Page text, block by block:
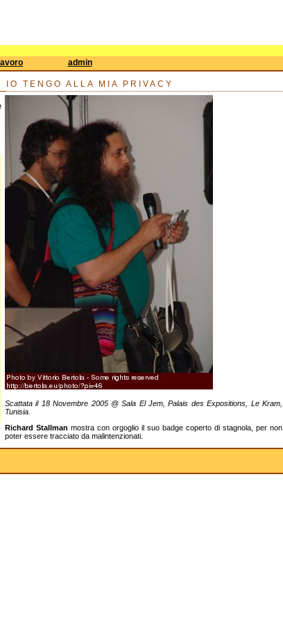
lavoro admin
IO TENGO ALLA MIA PRIVACY
Scattata il 18 Novembre 2005 @ Sala El Jem, Palais des Expositions, Le Kram,
Tunisia.
Richard Stallman mostra con orgoglio il suo badge coperto di stagnola, per non
poter essere tracciato da malintenzionati.